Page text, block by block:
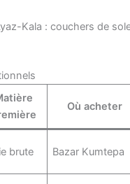
Kala : couchers de
Où acheter
brute Bazar Kumtepa